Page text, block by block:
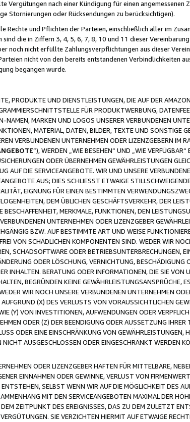
Vergütungen nach einer Kündigung für einen
Stornierungen oder Rücksendungen zu berücksichtigen).
Rechte und Pflichten der Parteien, einschließlich aller im
die in Ziffern 3, 4, 5, 6, 7, 8, 10 und 11 dieser
noch nicht erfüllte Zahlungsverpflichtungen aus dieser
nicht von den bereits entstandenen Verbindlichkeiten
begangen wurde.
PRODUKTE UND DIENSTLEISTUNGEN, DIE AUF DER
FÜR PRODUKTWERBUNG,
NAMEN, MARKEN UND LOGOS UNSERER VERBUNDENEN
MATERIAL, DATEN, BILDER, TEXTE UND SONSTIGE
VERBUNDENEN UNTERNEHMEN ODER LIZENZGEBERN IM
“), WERDEN „WIE BESEHEN“ UND „WIE
ODER ÜBERNEHMEN GEWÄHRLEISTUNGEN
AUF DIE SERVICEANGEBOTE. WIR UND UNSERE
AUS; DIES SCHLIESST ETWAIGE
EIGNUNG FÜR EINEN BESTIMMTEN
DEM ÜBLICHEN GESCHÄFTSVERKEHR, DER
MERKMALE, FUNKTIONEN, DEN
UNTERNEHMEN ODER LIZENZGEBER
BZW. AUF BESTIMMTE ART UND WEISE
VON SCHÄDLICHEN KOMPONENTEN SIND. WEDER WIR
SCHADSOFTWARE ODER BETRIEBSUNTERBRECHUNGEN,
ODER LÖSCHUNG, VERNICHTUNG,
INHALTEN. BERATUNG ODER INFORMATIONEN, DIE SIE VON
BEGRÜNDEN KEINE GEWÄHRLEISTUNGSANSPRÜCHE,
WIR NOCH UNSERE VERBUNDENEN UNTERNEHMEN
(X) DES VERLUSTS VON VORAUSSICHTLICHEN
(Y) VON INVESTITIONEN, AUFWENDUNGEN ODER
ODER (Z) DER BEENDIGUNG ODER AUSSETZUNG
ODER EINE EINSCHRÄNKUNG VON GEWÄHRLEISTUNGEN,
AUSGESCHLOSSEN ODER EINGESCHRÄNKT WERDEN
ODER LIZENZGEBER HAFTEN FÜR MITTELBARE,
EINNAHMEN ODER GEWINNE, VERLUST VON
SELBST WENN WIR AUF DIE MÖGLICHKEIT DES
MIT DEN SERVICEANGEBOTEN MAXIMAL DER
ZEITPUNKT DES EREIGNISSES, DAS ZU DEM ZULETZT
SIE VERZICHTEN HIERMIT AUF ETWAIGE